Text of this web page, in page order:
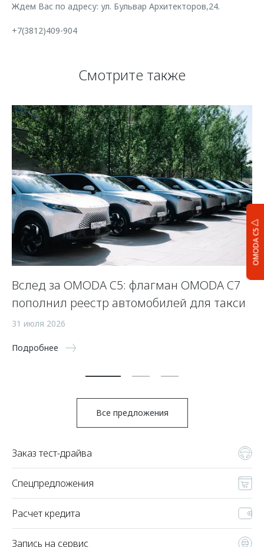
OMODA C5
Ждем Вас по адресу: ул. Бульвар Архитекторов,24.
+7(3812)409-904
Смотрите также
Вслед за OMODA C5: флагман OMODA C7
пополнил реестр автомобилей для такси
31 июля 2026
Подробнее
Все предложения
Заказ тест-драйва
Спецпредложения
Расчет кредита
Запись на сервис